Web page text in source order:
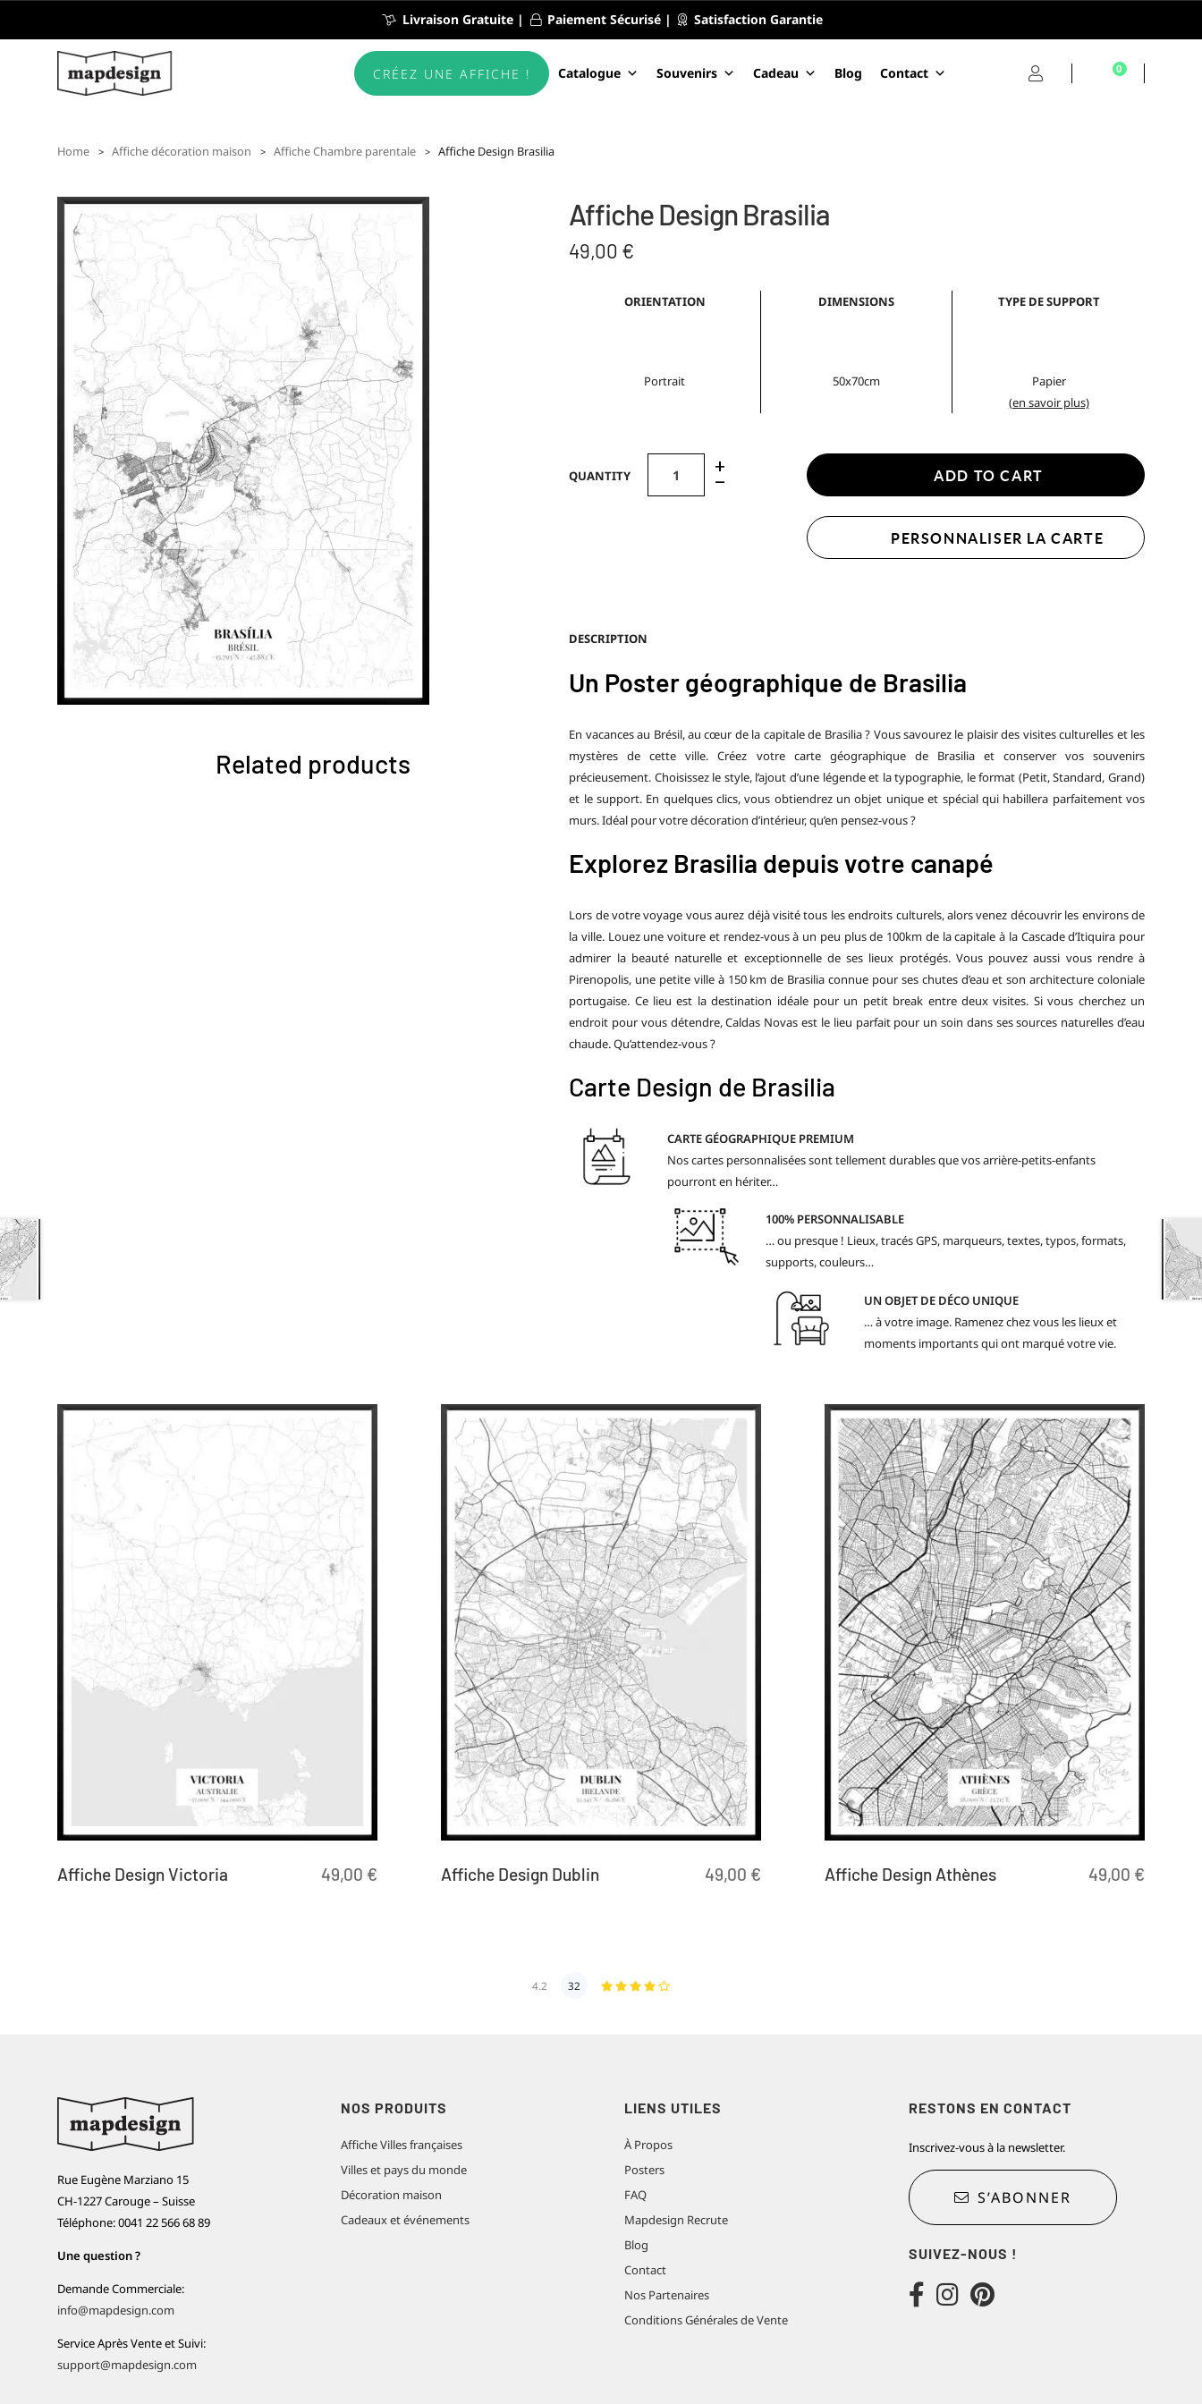
Livraison Gratuite | Paiement Sécurisé | Satisfaction Garantie
CRÉEZ UNE AFFICHE ! Catalogue Souvenirs Cadeau Blog Contact 0
Home Affiche décoration maison Affiche Chambre parentale Affiche Design Brasilia
Affiche Design Brasilia
49,00 €
ORIENTATION
Portrait
DIMENSIONS
50x70cm
TYPE DE SUPPORT
Papier
(en savoir plus)
QUANTITY +
– ADD TO CART
PERSONNALISER LA CARTE
DESCRIPTION
Un Poster géographique de Brasilia
En vacances au Brésil, au cœur de la capitale de Brasilia ? Vous savourez le plaisir des visites culturelles et les
mystères de cette ville. Créez votre carte géographique de Brasilia et conserver vos souvenirs
précieusement. Choisissez le style, l’ajout d’une légende et la typographie, le format (Petit, Standard, Grand)
et le support. En quelques clics, vous obtiendrez un objet unique et spécial qui habillera parfaitement vos
murs. Idéal pour votre décoration d’intérieur, qu’en pensez-vous ?
Explorez Brasilia depuis votre canapé
Lors de votre voyage vous aurez déjà visité tous les endroits culturels, alors venez découvrir les environs de
la ville. Louez une voiture et rendez-vous à un peu plus de 100km de la capitale à la Cascade d’Itiquira pour
admirer la beauté naturelle et exceptionnelle de ses lieux protégés. Vous pouvez aussi vous rendre à
Pirenopolis, une petite ville à 150 km de Brasilia connue pour ses chutes d’eau et son architecture coloniale
portugaise. Ce lieu est la destination idéale pour un petit break entre deux visites. Si vous cherchez un
endroit pour vous détendre, Caldas Novas est le lieu parfait pour un soin dans ses sources naturelles d’eau
chaude. Qu’attendez-vous ?
Carte Design de Brasilia
CARTE GÉOGRAPHIQUE PREMIUM
Nos cartes personnalisées sont tellement durables que vos arrière-petits-enfants
pourront en hériter…
100% PERSONNALISABLE
… ou presque ! Lieux, tracés GPS, marqueurs, textes, typos, formats,
supports, couleurs…
UN OBJET DE DÉCO UNIQUE
… à votre image. Ramenez chez vous les lieux et
moments importants qui ont marqué votre vie.
Related products
49,00 €
Affiche Design Victoria 49,00 €
Affiche Design Dublin 49,00 €
Affiche Design Athènes
4.2 32
Rue Eugène Marziano 15
CH-1227 Carouge – Suisse
Téléphone: 0041 22 566 68 89
Une question ?
Demande Commerciale:
info@mapdesign.com
Service Après Vente et Suivi:
support@mapdesign.com
NOS PRODUITS
Affiche Villes françaises
Villes et pays du monde
Décoration maison
Cadeaux et événements
LIENS UTILES
À Propos
Posters
FAQ
Mapdesign Recrute
Blog
Contact
Nos Partenaires
Conditions Générales de Vente
RESTONS EN CONTACT
Inscrivez-vous à la newsletter.
S’ABONNER
SUIVEZ-NOUS !